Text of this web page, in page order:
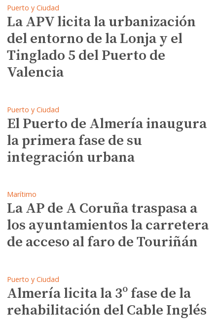
Puerto y Ciudad
Algeciras sitúa la inauguración
de Alcaidesa Marina en el
Puerto y Ciudad
La APV licita la urbanización
del entorno de la Lonja y el
Tinglado 5 del Puerto de
Valencia
Puerto y Ciudad
El Puerto de Almería inaugura
la primera fase de su
integración urbana
Marítimo
La AP de A Coruña traspasa a
los ayuntamientos la carretera
de acceso al faro de Touriñán
Puerto y Ciudad
Almería licita la 3º fase de la
rehabilitación del Cable Inglés